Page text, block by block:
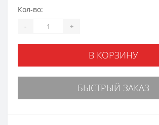
Кол-во:
- +
В КОРЗИНУ
БЫСТРЫЙ ЗАКАЗ